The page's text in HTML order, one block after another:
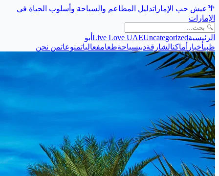
🌴عيش حب الإماراتدليل المطاعم والسياحة وأسلوب الحياة في
الإمارات
الرئيسية Live Love UAEUncategorized
أبو
ظبيأخبار أماكنالشارقةدبيسياحةطعامفعالياتمنوعاتمن نحن